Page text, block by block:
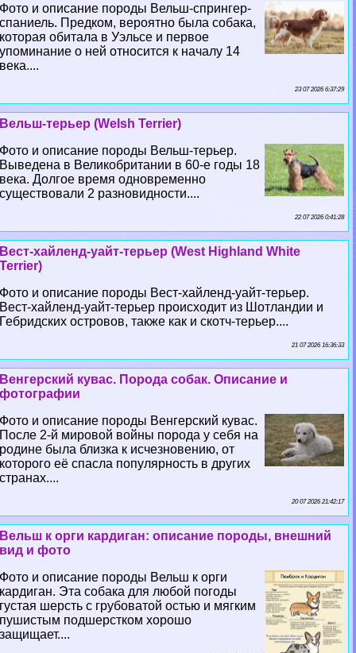
Фото и описание породы Вельш-спрингер-
спаниель. Предком, вероятно была собака,
которая обитала в Уэльсе и первое
упоминание о ней относится к началу 14
века....
23 07 2026 6:37:29
Вельш-терьер (Welsh Terrier)
Фото и описание породы Вельш-терьер.
Выведена в Великобритании в 60-е годы 18
века. Долгое время одновременно
существовали 2 разновидности....
22 07 2026 0:41:28
Вест-хайленд-уайт-терьер (West Highland White
Terrier)
Фото и описание породы Вест-хайленд-уайт-терьер.
Вест-хайленд-уайт-терьер происходит из Шотландии и
Гебридских островов, также как и скотч-терьер....
21 07 2026 16:36:33
Венгерский кувас. Порода собак. Описание и
фотографии
Фото и описание породы Венгерский кувас.
После 2-й мировой войны порода у себя на
родине была близка к исчезновению, от
которого её спасла популярность в других
странах....
20 07 2026 21:42:17
Вельш к opги кардиган: описание породы, внешний
вид и фото
Фото и описание породы Вельш к opги
кардиган. Эта собака для любой погоды
густая шерсть с грубоватой остью и мягким
пушистым подшерстком хорошо
защищает....